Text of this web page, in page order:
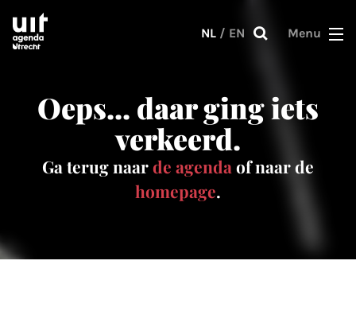
Skip to main content
NL / EN Menu
Oeps... daar ging iets
verkeerd.
Ga terug naarde agenda of naar de
homepage.